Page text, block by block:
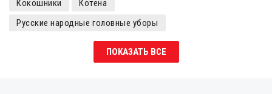
Кокошники
Котёна
Русские народные головные уборы
Кокошники с камнями
Кокошники детские
ПОКАЗАТЬ ВСЕ